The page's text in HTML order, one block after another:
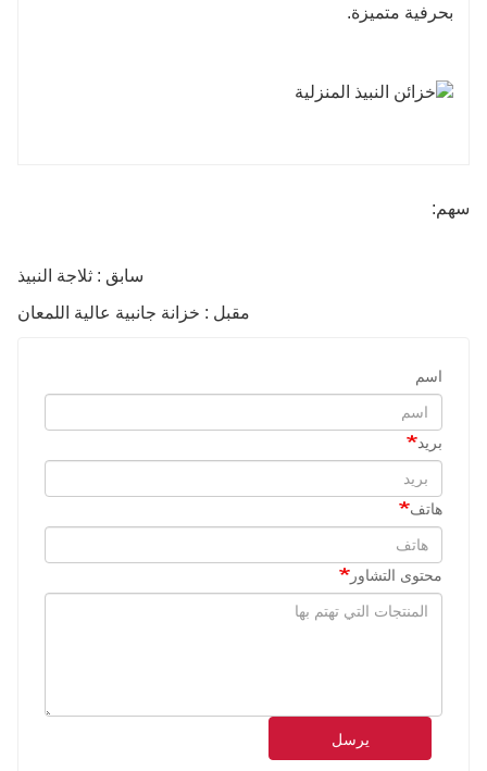
بحرفية متميزة.
سهم:
سابق : ثلاجة النبيذ
مقبل : خزانة جانبية عالية اللمعان
اسم
بريد
هاتف
محتوى التشاور
يرسل